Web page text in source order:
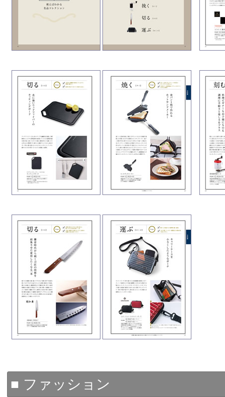
■ ファッション